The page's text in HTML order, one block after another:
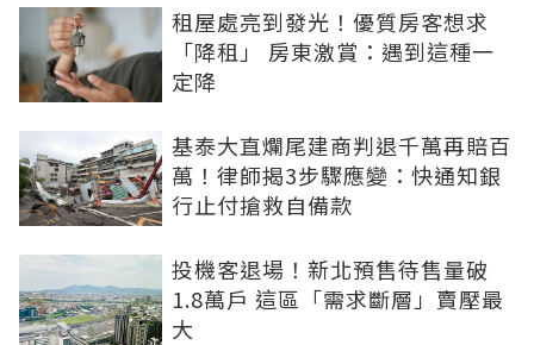
租屋處亮到發光！優質房客想求
「降租」 房東激賞：遇到這種一
定降
基泰大直爛尾建商判退千萬再賠百
萬！律師揭3步驟應變：快通知銀
行止付搶救自備款
投機客退場！新北預售待售量破
1.8萬戶 這區「需求斷層」賣壓最
大